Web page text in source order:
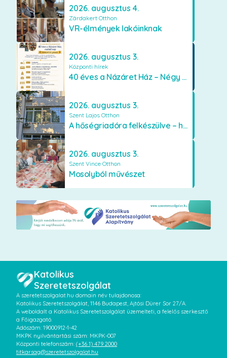
2026. augusztus 4.
Zárdakert Otthon
VR-élmények lakóinknak
2026. augusztus 3.
Központi hírek
40 éves a Názáret Ház – Négy évtized szeretetben és gondoskodásban
2026. augusztus 3.
Szent Lajos Otthon
A hőségriadóra felkészülve – hűsítő fejlesztések a Szent Lajos Otthonban
2026. augusztus 3.
Szent Vince Otthon
Mosolyból művészet
Katolikus
Szeretetszolgálat
A szeretetszolgalat.hu domain név tulajdonosa:
Katolikus Szeretetszolgálat, 1146 Budapest, Ajtósi Dürer Sor 27/A.
A weboldalt a Katolikus Szeretetszolgálat üzemelteti, a felelős szerkesztő
a Főigazgató.
Adószám: 19000912-1-42
MKPK nyilvántartási szám: MKPK-007
Központi telefonszám: (+36 1) 479 2000
titkarsag@szeretetszolgalat.hu